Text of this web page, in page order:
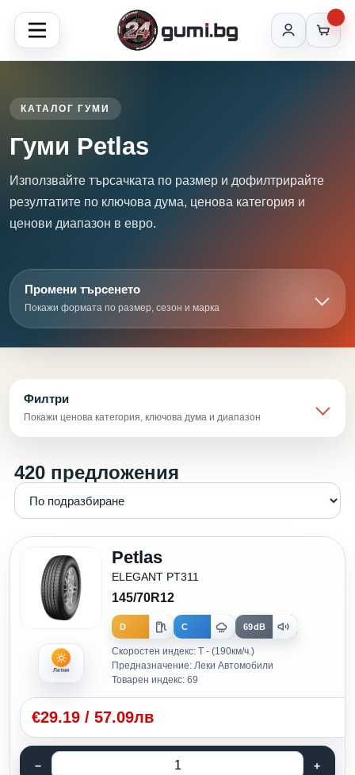
КАТАЛОГ ГУМИ
Гуми Petlas
Използвайте търсачката по размер и дофилтрирайте
резултатите по ключова дума, ценова категория и
ценови диапазон в евро.
Промени търсенето
Покажи формата по размер, сезон и марка
Филтри
Покажи ценова категория, ключова дума и диапазон
420 предложения
Летни
Petlas
ELEGANT PT311
145/70R12
D C 69dB
Скоростен индекс: T - (190км/ч.)
Предназначение: Леки Автомобили
Товарен индекс: 69
€29.19 / 57.09лв